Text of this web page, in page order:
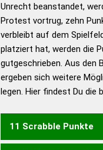
Universalwörterbuch
Unrecht beanstandet,
Protest vortrug, zehn
verbleibt auf dem
platziert hat, werden die
gutgeschrieben. Aus den
ergeben sich weitere
legen. Hier findest Du die
11 Scrabble Punkte